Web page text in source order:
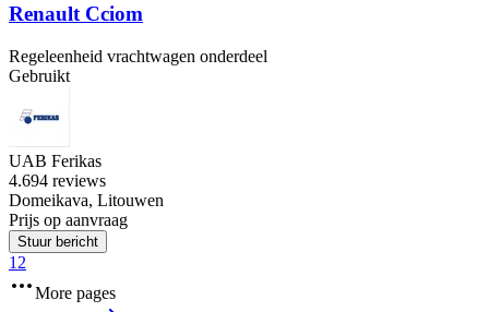
Renault Cciom
Regeleenheid vrachtwagen onderdeel
Gebruikt
UAB Ferikas
4.694 reviews
Domeikava, Litouwen
Prijs op aanvraag
Stuur bericht
1 2
More pages